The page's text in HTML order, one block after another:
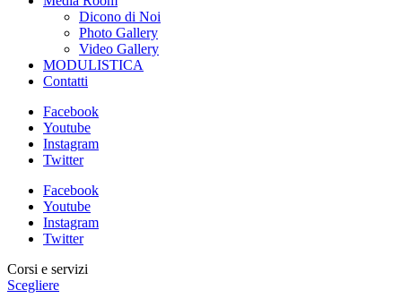
Dicono di Noi
Photo Gallery
Video Gallery
MODULISTICA
Contatti
Facebook
Youtube
Instagram
Twitter
Facebook
Youtube
Instagram
Twitter
Corsi e servizi
Scegliere